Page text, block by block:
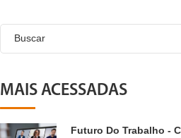
Buscar
MAIS ACESSADAS
Futuro Do Trabalho -